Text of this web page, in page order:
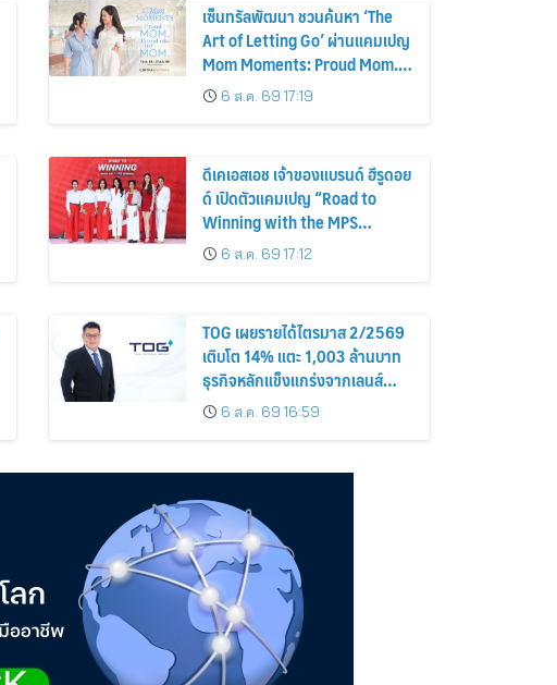
เซ็นทรัลพัฒนา ชวนค้นหา ‘The
Art of Letting Go’ ผ่านแคมเปญ
Mom Moments: Proud Mom.
Proud of My Mom.
6 ส.ค. 69 17:19
ดีเคเอสเอช เจ้าของแบรนด์ ฮีรูดอย
ด์ เปิดตัวแคมเปญ “Road to
Winning with the MPS
Science”
6 ส.ค. 69 17:12
TOG เผยรายได้ไตรมาส 2/2569
เติบโต 14% แตะ 1,003 ล้านบาท
ธุรกิจหลักแข็งแกร่งจากเลนส์
มูลค่าเพิ่ม และการขยายตลาดต่าง
ประเทศ พร้อมเดินหน้าลงทุนเพื่อ
6 ส.ค. 69 16:59